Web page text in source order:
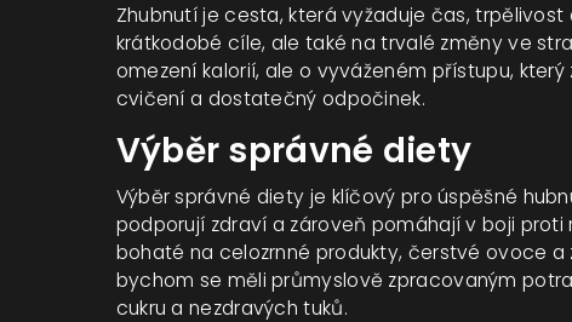
Zhubnutí je cesta, která vyžaduje čas,
krátkodobé cíle, ale také na trvalé změny ve
omezení kalorií, ale o vyváženém přístupu,
cvičení a dostatečný odpočinek.
Výběr správné diety
Výběr správné diety je klíčový pro úspěšné
podporují zdraví a zároveň pomáhají v boji
bohaté na celozrnné produkty, čerstvé ovoce a
bychom se měli průmyslově zpracovaným
cukru a nezdravých tuků.